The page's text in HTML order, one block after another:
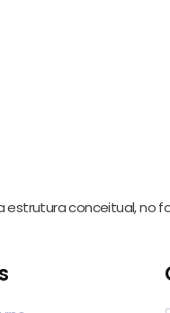
estrutura conceitual,